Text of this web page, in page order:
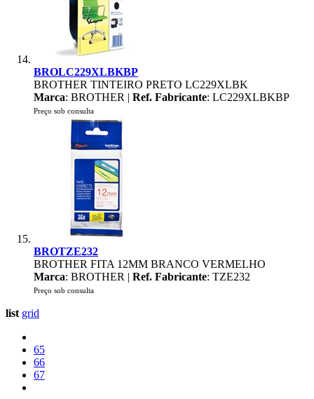
BROLC229XLBKBP
BROTHER TINTEIRO PRETO LC229XLBK
Marca: BROTHER | Ref. Fabricante: LC229XLBKBP
Preço sob consulta
BROTZE232
BROTHER FITA 12MM BRANCO VERMELHO
Marca: BROTHER | Ref. Fabricante: TZE232
Preço sob consulta
list grid
65
66
67